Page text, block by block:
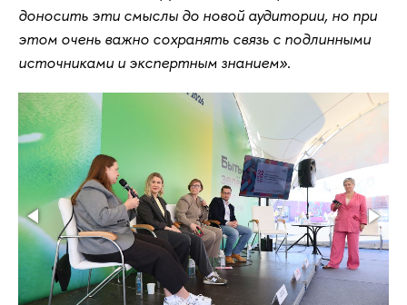
доносить эти смыслы до новой аудитории, но при
этом очень важно сохранять связь с подлинными
источниками и экспертным знанием».